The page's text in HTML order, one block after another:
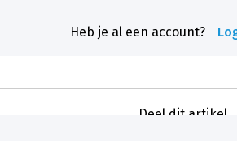
Heb je al een account?
Deel dit artikel